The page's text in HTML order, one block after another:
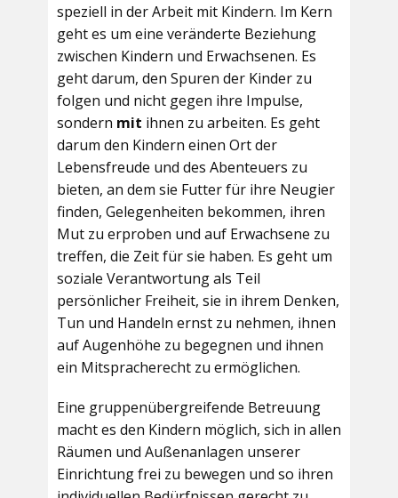
speziell in der Arbeit mit Kindern. Im Kern
geht es um eine veränderte Beziehung
zwischen Kindern und Erwachsenen. Es
geht darum, den Spuren der Kinder zu
folgen und nicht gegen ihre Impulse,
sondern mit ihnen zu arbeiten. Es geht
darum den Kindern einen Ort der
Lebensfreude und des Abenteuers zu
bieten, an dem sie Futter für ihre Neugier
finden, Gelegenheiten bekommen, ihren
Mut zu erproben und auf Erwachsene zu
treffen, die Zeit für sie haben. Es geht um
soziale Verantwortung als Teil
persönlicher Freiheit, sie in ihrem Denken,
Tun und Handeln ernst zu nehmen, ihnen
auf Augenhöhe zu begegnen und ihnen
ein Mitspracherecht zu ermöglichen.
Eine gruppenübergreifende Betreuung
macht es den Kindern möglich, sich in allen
Räumen und Außenanlagen unserer
Einrichtung frei zu bewegen und so ihren